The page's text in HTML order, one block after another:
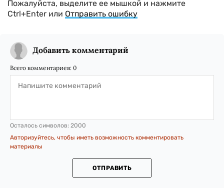
Пожалуйста, выделите ее мышкой и нажмите
Ctrl+Enter или Отправить ошибку
Добавить комментарий
Всего комментариев: 0
Осталось символов: 2000
Авторизуйтесь, чтобы иметь возможность комментировать
материалы
ОТПРАВИТЬ